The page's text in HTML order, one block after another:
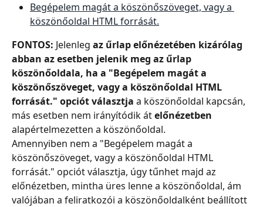
Begépelem magát a köszönőszöveget, vagy a
köszönőoldal HTML forrását.
FONTOS: Jelenleg az űrlap előnézetében kizárólag
abban az esetben jelenik meg az űrlap
köszönőoldala, ha a "Begépelem magát a
köszönőszöveget, vagy a köszönőoldal HTML
forrását." opciót választja a köszönőoldal kapcsán,
más esetben nem irányítódik át előnézetben
alapértelmezetten a köszönőoldal.
Amennyiben nem a "Begépelem magát a
köszönőszöveget, vagy a köszönőoldal HTML
forrását." opciót választja, úgy tűnhet majd az
előnézetben, mintha üres lenne a köszönőoldal, ám
valójában a feliratkozói a köszönőoldalként beállított